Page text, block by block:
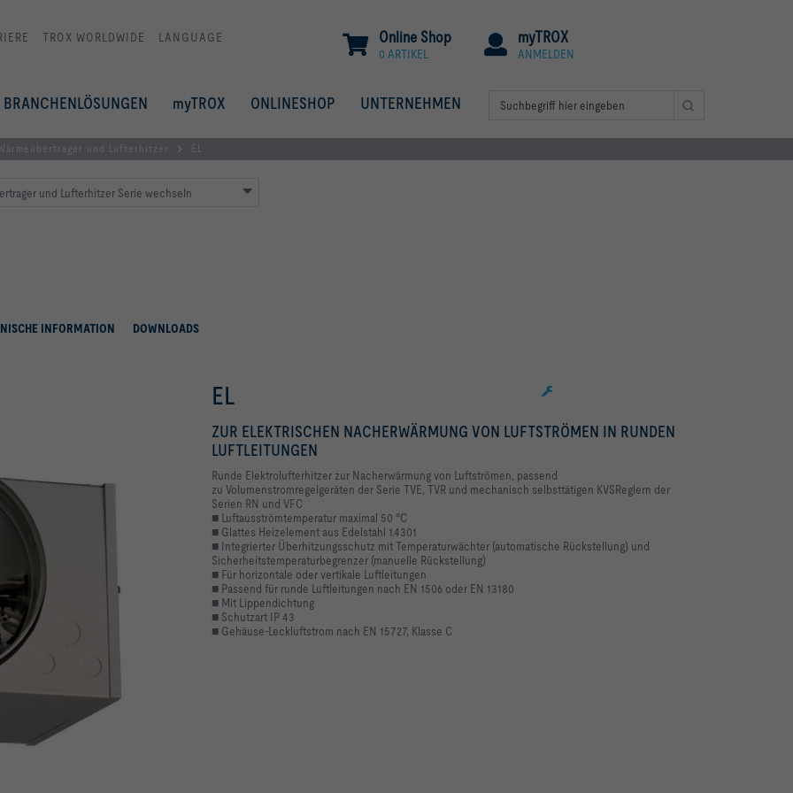
TROX WORLDWIDE LANGUAGE myTROX
ANMELDEN
Online Shop
0 ARTIKEL
BRANCHENLÖSUNGEN myTROX ONLINESHOP UNTERNEHMEN
Wärmeübertrager und Lufterhitzer EL
und Lufterhitzer Serie wechseln
INFORMATION DOWNLOADS
EL
ZUR ELEKTRISCHEN NACHERWÄRMUNG VON LUFTSTRÖMEN IN RUNDEN
LUFTLEITUNGEN
Runde Elektrolufterhitzer zur Nacherwärmung von Luftströmen, passend
zu Volumenstromregelgeräten der Serie TVE, TVR und mechanisch selbsttätigen KVSReglern der
Serien RN und VFC
■ Luftausströmtemperatur maximal 50 °C
■ Glattes Heizelement aus Edelstahl 1.4301
■ Integrierter Überhitzungsschutz mit Temperaturwächter (automatische Rückstellung) und
Sicherheitstemperaturbegrenzer (manuelle Rückstellung)
■ Für horizontale oder vertikale Luftleitungen
■ Passend für runde Luftleitungen nach EN 1506 oder EN 13180
■ Mit Lippendichtung
■ Schutzart IP 43
■ Gehäuse-Leckluftstrom nach EN 15727, Klasse C